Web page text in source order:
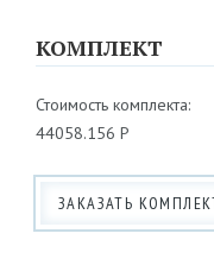
КОМПЛЕКТ
Стоимость комплекта:
44058.156 Р
ЗАКАЗАТЬ